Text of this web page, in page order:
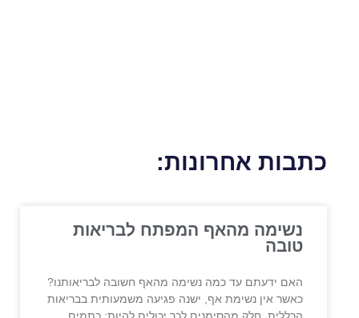
כתבות אחרונות:
נשימה מהאף המפתח לבריאות
טובה
האם ידעתם עד כמה נשימה מהאף חשובה לבריאותנו?
כאשר אין נשימת אף, ישנה פגיעה משמעותית בבריאות
הכללית. חלק מהסימנים לכך יכולים להיות: כתמים